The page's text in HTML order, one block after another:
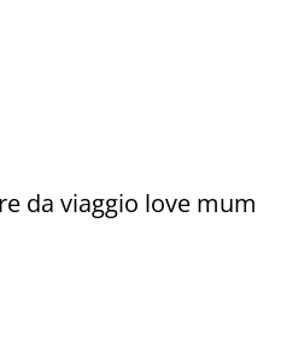
da viaggio love mum